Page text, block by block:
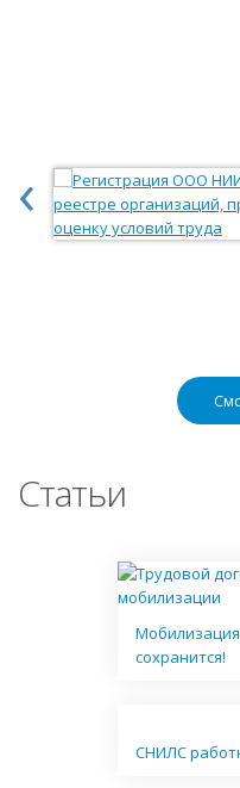
‹
Статьи
сохранится!
СНИЛС